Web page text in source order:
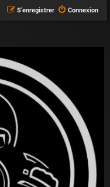
Connexion
S’enregistrer